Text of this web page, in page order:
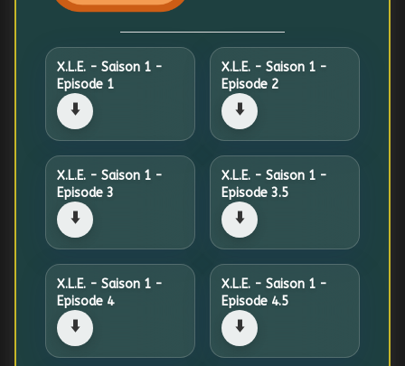
X.L.E. - Saison 1 -
Episode 1
⬇️
X.L.E. - Saison 1 -
Episode 2
⬇️
X.L.E. - Saison 1 -
Episode 3
⬇️
X.L.E. - Saison 1 -
Episode 3.5
⬇️
X.L.E. - Saison 1 -
Episode 4
⬇️
X.L.E. - Saison 1 -
Episode 4.5
⬇️